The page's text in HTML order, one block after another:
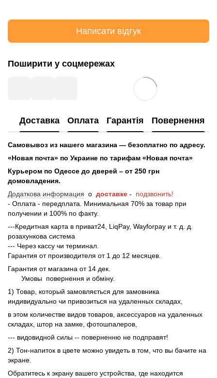
Написати відгук
Поширити у соцмережах
Доставка Оплата Гарантія Повернення
Самовывоз из нашего магазина — безоплатно по адресу.
«Новая почта» по Украине по тарифам «Новая почта»
Курьером по Одессе до дверей – от 250 грн
домовладения.
Додаткова информация о доставке - подзвонить!
- Оплата - передплата. Минимальная 70% за товар при
получении и 100% по факту.
---Кредитная карта в приват24, LiqPay, Wayforpay и т. д. д.
розахункова система
--- Через кассу чи терминал.
Гарантия от производителя от 1 до 12 месяцев.
Гарантия от магазина от 14 дек.
Умовы повернення и обміну.
1) Товар, который замовляється для замовника
индивидуально чи привозиться на удаленных складах,
в этом количестве видов товаров, аксессуаров на удаленных
складах, штор на замке, фотошпалеров,
--- видовидной силы -- поверненню не подправят!
2) Тон-напиток в цвете можно увидеть в том, что вы бачите на
экране.
Обратитесь к экрану вашего устройства, где находится